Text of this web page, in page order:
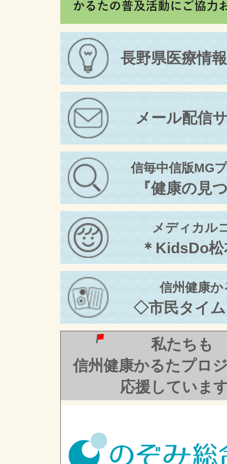
長野県医療情
メール配信
信毎中信版MG
『健康の見
メディカル
＊KidsDo
信州健康
◇市民タイ
私たちも
信州健康かるたプロ
応援していま